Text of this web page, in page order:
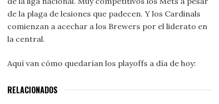
de la plaga de lesiones que padecen. Y los Cardinals
comienzan a acechar a los Brewers por el liderato en
la central.
Aquí van cómo quedarían los playoffs a día de hoy:
RELACIONADOS